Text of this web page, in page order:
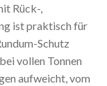
Rück-,
ist praktisch für
Schutz
vollen Tonnen
aufweicht, vom